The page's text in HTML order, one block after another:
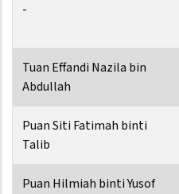
-
Tuan Effandi Nazila bin
Abdullah
Puan Siti Fatimah binti
Talib
Puan Hilmiah binti Yusof